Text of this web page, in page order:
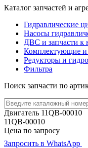
Каталог запчастей и
Гидравлические
Насосы
ДВС и запчасти к
Комплектующие и
Редукторы и
Фильтра
Поиск запчасти по
Двигатель 11QB-00010
11QB-00010
Цена по запросу
Запросить в WhatsApp